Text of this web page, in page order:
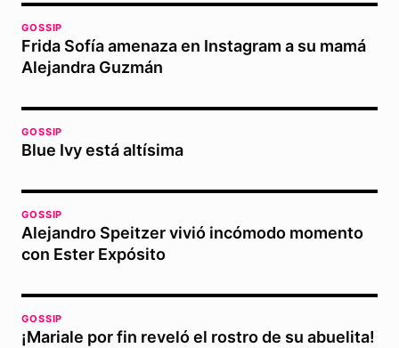
GOSSIP
Frida Sofía amenaza en Instagram a su mamá
Alejandra Guzmán
GOSSIP
Blue Ivy está altísima
GOSSIP
Alejandro Speitzer vivió incómodo momento
con Ester Expósito
GOSSIP
¡Mariale por fin reveló el rostro de su abuelita!